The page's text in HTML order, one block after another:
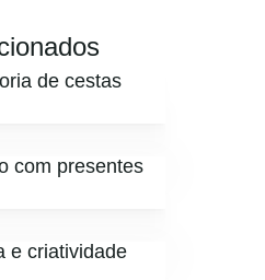
de cestas
com presentes
e criatividade